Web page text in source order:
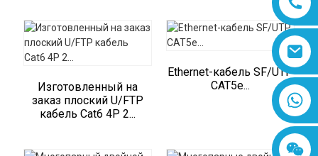
Изготовленный на
заказ плоский U/FTP
кабель Cat6 4P 2...
Ethernet-кабель SF/UTP
CAT5e...